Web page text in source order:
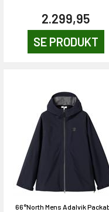
2.299,95
SE PRODUKT
66°North Mens Adalvik